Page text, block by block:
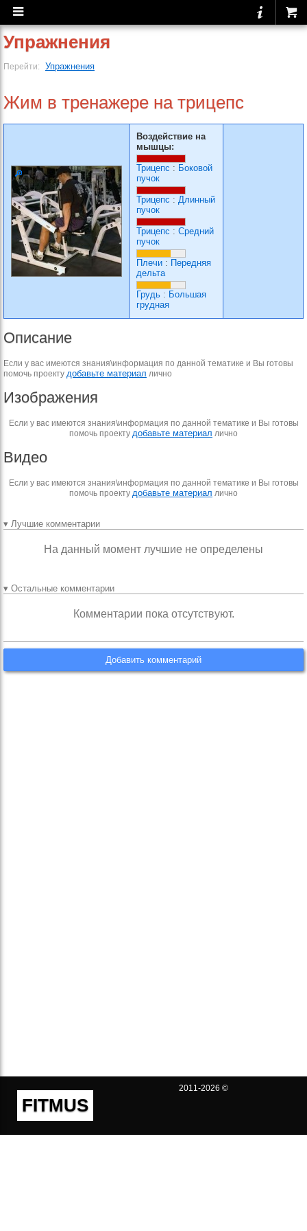
Упражнения
Перейти: Упражнения
Жим в тренажере на трицепс
Воздействие на
мышцы:
Трицепс : Боковой
пучок
Трицепс : Длинный
пучок
Трицепс : Средний
пучок
Плечи : Передняя
дельта
Грудь : Большая
грудная
Описание
Если у вас имеются знания\информация по данной тематике и Вы готовы
помочь проекту добавьте материал лично
Изображения
Если у вас имеются знания\информация по данной тематике и Вы готовы
помочь проекту добавьте материал лично
Видео
Если у вас имеются знания\информация по данной тематике и Вы готовы
помочь проекту добавьте материал лично
▾ Лучшие комментарии
На данный момент лучшие не определены
▾ Остальные комментарии
Комментарии пока отсутствуют.
Добавить комментарий
FITMUS
2011-2026 ©